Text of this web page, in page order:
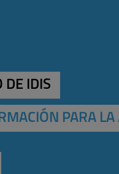
DE IDIS
PARA LA